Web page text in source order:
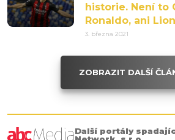
historie. Není to
Ronaldo, ani
3. března 2021
ZOBRAZIT DALŠÍ
Další portály